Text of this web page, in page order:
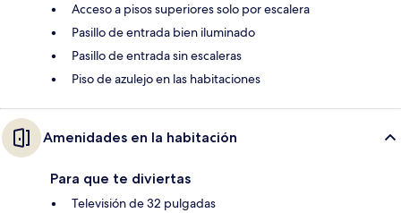
Acceso a pisos superiores solo por escalera
Pasillo de entrada bien iluminado
Pasillo de entrada sin escaleras
Piso de azulejo en las habitaciones
Amenidades en la habitación
Para que te diviertas
Televisión de 32 pulgadas